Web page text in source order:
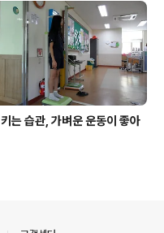
는 습관, 가벼운 운동이 좋아